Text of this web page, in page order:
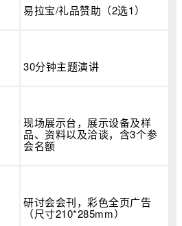
易拉宝/礼品赞助（2选1）
30分钟主题演讲
现场展示台，展示设备及样
品、资料以及洽谈，含3个参
会名额
研讨会会刊，彩色全页广告
（尺寸210*285mm）